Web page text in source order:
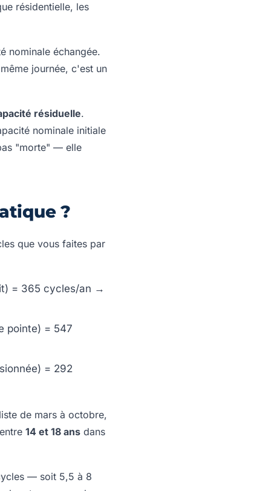
résidentielle, les
nominale échangée.
journée, c'est un
résiduelle.
nominale initiale
"morte" — elle
?
que vous faites par
= 365 cycles/an →
pointe) = 547
= 292
de mars à octobre,
14 et 18 ans dans
— soit 5,5 à 8